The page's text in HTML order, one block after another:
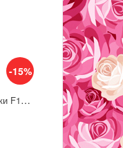
-15%
Семена Огурец Китайские палочки F1 10шт / Аэлита